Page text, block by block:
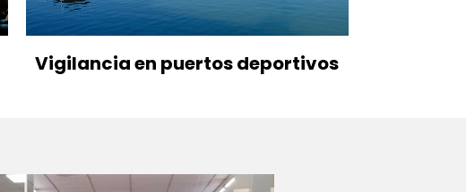
Vigilancia en puertos deportivos